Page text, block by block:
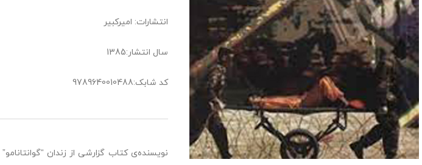
انتشارات: امیرکبیر
سال انتشار:1385
کد شابک:9789640010488
نویسنده‌ی کتاب گزارشی از زندان